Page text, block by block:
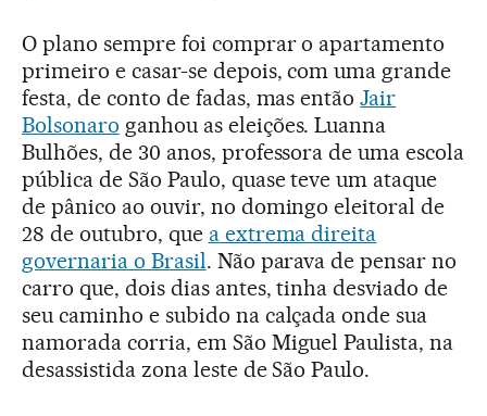
O plano sempre foi comprar o apartamento
primeiro e casar-se depois, com uma grande
festa, de conto de fadas, mas entãoJair
Bolsonaro ganhou as eleições. Luanna
Bulhões, de 30 anos, professora de uma escola
pública de São Paulo, quase teve um ataque
de pânico ao ouvir, no domingo eleitoral de
28 de outubro, que a extrema direita
governaria o Brasil. Não parava de pensar no
carro que, dois dias antes, tinha desviado de
seu caminho e subido na calçada onde sua
namorada corria, em São Miguel Paulista, na
desassistida zona leste de São Paulo.